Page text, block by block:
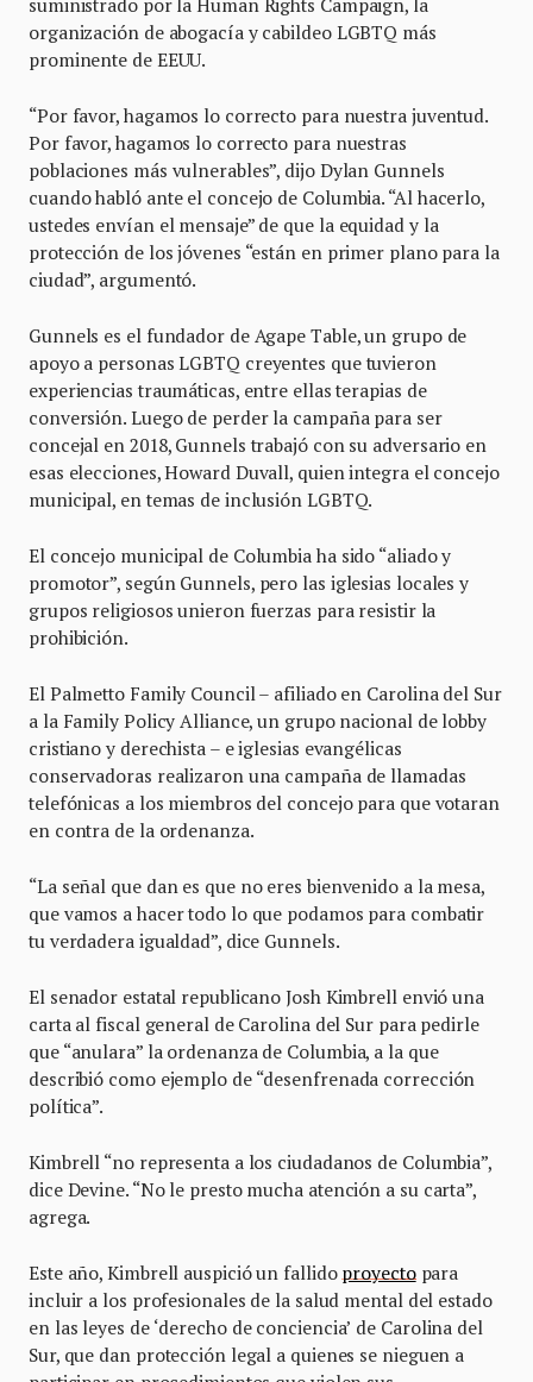
suministrado por la Human Rights Campaign, la
organización de abogacía y cabildeo LGBTQ más
prominente de EEUU.
“Por favor, hagamos lo correcto para nuestra juventud.
Por favor, hagamos lo correcto para nuestras
poblaciones más vulnerables”, dijo Dylan Gunnels
cuando habló ante el concejo de Columbia. “Al hacerlo,
ustedes envían el mensaje” de que la equidad y la
protección de los jóvenes “están en primer plano para la
ciudad”, argumentó.
Gunnels es el fundador de Agape Table, un grupo de
apoyo a personas LGBTQ creyentes que tuvieron
experiencias traumáticas, entre ellas terapias de
conversión. Luego de perder la campaña para ser
concejal en 2018, Gunnels trabajó con su adversario en
esas elecciones, Howard Duvall, quien integra el concejo
municipal, en temas de inclusión LGBTQ.
El concejo municipal de Columbia ha sido “aliado y
promotor”, según Gunnels, pero las iglesias locales y
grupos religiosos unieron fuerzas para resistir la
prohibición.
El Palmetto Family Council – afiliado en Carolina del Sur
a la Family Policy Alliance, un grupo nacional de lobby
cristiano y derechista – e iglesias evangélicas
conservadoras realizaron una campaña de llamadas
telefónicas a los miembros del concejo para que votaran
en contra de la ordenanza.
“La señal que dan es que no eres bienvenido a la mesa,
que vamos a hacer todo lo que podamos para combatir
tu verdadera igualdad”, dice Gunnels.
El senador estatal republicano Josh Kimbrell envió una
carta al fiscal general de Carolina del Sur para pedirle
que “anulara” la ordenanza de Columbia, a la que
describió como ejemplo de “desenfrenada corrección
política”.
Kimbrell “no representa a los ciudadanos de Columbia”,
dice Devine. “No le presto mucha atención a su carta”,
agrega.
Este año, Kimbrell auspició un fallidoproyectopara
incluir a los profesionales de la salud mental del estado
en las leyes de ‘derecho de conciencia’ de Carolina del
Sur, que dan protección legal a quienes se nieguen a